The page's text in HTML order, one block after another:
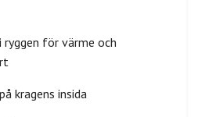
ryggen för värme och
kragens insida